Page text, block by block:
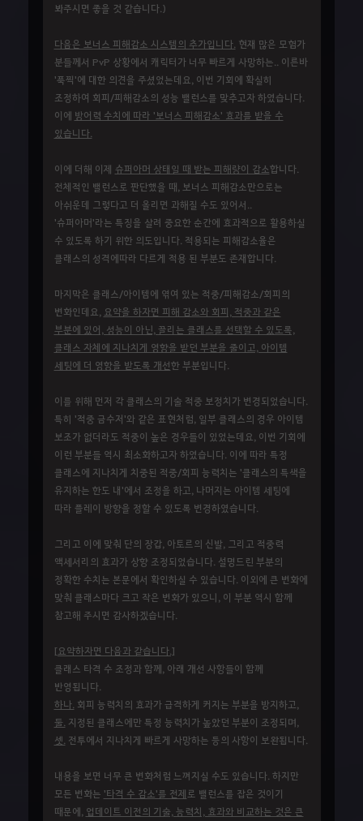
봐주시면 좋을 것 같습니다.)
다음은 보너스 피해감소 시스템의 추가입니다. 현재 많은 모험가
분들께서 PvP 상황에서 캐릭터가 너무 빠르게 사망하는.. 이른바
'푹찍'에 대한 의견을 주셨었는데요, 이번 기회에 확실히
조정하여 회피/피해감소의 성능 밸런스를 맞추고자 하였습니다.
이에 방어력 수치에 따라 '보너스 피해감소' 효과를 받을 수
있습니다.
이에 더해 이제 슈퍼아머 상태일 때 받는 피해량이 감소합니다.
전체적인 밸런스로 판단했을 때, 보너스 피해감소만으로는
아쉬운데 그렇다고 더 올리면 과해질 수도 있어서..
'슈퍼아머'라는 특징을 살려 중요한 순간에 효과적으로 활용하실
수 있도록 하기 위한 의도입니다. 적용되는 피해감소율은
클래스의 성격에따라 다르게 적용 된 부분도 존재합니다.
마지막은 클래스/아이템에 엮여 있는 적중/피해감소/회피의
변화인데요,
요약을 하자면 피해 감소와 회피, 적중과 같은
부분에 있어, 성능이 아닌, 끌리는 클래스를 선택할 수 있도록,
클래스 자체에 지나치게 영향을 받던 부분을 줄이고, 아이템
세팅에 더 영향을 받도록 개선한 부분입니다.
이를 위해 먼저 각 클래스의 기술 적중 보정치가 변경되었습니다.
특히 '적중 금수저'와 같은 표현처럼, 일부 클래스의 경우 아이템
보조가 없더라도 적중이 높은 경우들이 있었는데요, 이번 기회에
이런 부분들 역시 최소화하고자 하였습니다. 이에 따라 특정
클래스에 지나치게 치중된 적중/회피 능력치는 '클래스의 특색을
유지하는 한도 내'에서 조정을 하고, 나머지는 아이템 세팅에
따라 플레이 방향을 정할 수 있도록 변경하였습니다.
그리고 이에 맞춰 단의 장갑, 아토르의 신발, 그리고 적중력
액세서리의 효과가 상향 조정되었습니다. 설명드린 부분의
정확한 수치는 본문에서 확인하실 수 있습니다. 이외에 큰 변화에
맞춰 클래스마다 크고 작은 변화가 있으니, 이 부분 역시 함께
참고해 주시면 감사하겠습니다.
[요약하자면 다음과 같습니다.]
클래스 타격 수 조정과 함께, 아래 개선 사항들이 함께
반영됩니다.
하나. 회피 능력치의 효과가 급격하게 커지는 부분을 방지하고,
둘. 지정된 클래스에만 특정 능력치가 높았던 부분이 조정되며,
셋. 전투에서 지나치게 빠르게 사망하는 등의 사항이 보완됩니다.
내용을 보면 너무 큰 변화처럼 느껴지실 수도 있습니다. 하지만
모든 변화는 '타격 수 감소'를 전제 로 밸런스를 잡은 것이기
때문에, 업데이트 이전의 기술, 능력치, 효과와 비교하는 것은 큰